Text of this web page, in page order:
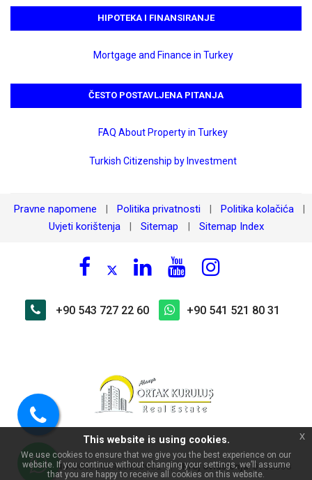
HIPOTEKA I FINANSIRANJE
Mortgage and Finance in Turkey
ČESTO POSTAVLJENA PITANJA
FAQ About Property in Turkey
Turkish Citizenship by Investment
Pravne napomene | Politika privatnosti | Politika kolačića |
Uvjeti korištenja | Sitemap | Sitemap Index
+90 543 727 22 60 +90 541 521 80 31
MERSIS No:0048166918100001 | Broj ovlaštenja: 0703098
Pozovite
nas
This website is using cookies.
We use cookies to ensure that we give you the best experience on our
website. If you continue without changing your settings, we’ll assume
that you are happy to receive all cookies on this website.
x
bazenom | pogled na more!